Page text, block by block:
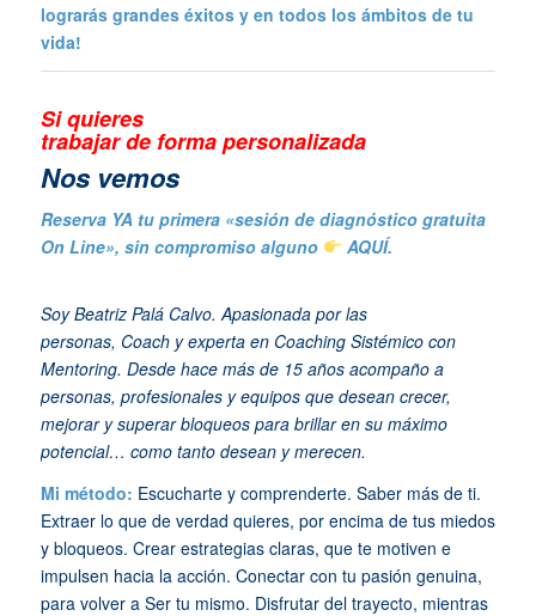
lograrás grandes éxitos y en todos los ámbitos de tu
vida!
Si quieres
trabajar de forma personalizada
Nos vemos
Reserva YA tu primera «sesión de diagnóstico gratuita
On Line», sin compromiso alguno
AQUÍ.
Soy Beatriz Palá Calvo. Apasionada por las
personas, Coach y experta en Coaching Sistémico con
Mentoring. Desde hace más de 15 años acompaño a
personas, profesionales y equipos que desean crecer,
mejorar y superar bloqueos para brillar en su máximo
potencial… como tanto desean y merecen.
Mi método: Escucharte y comprenderte. Saber más de ti.
Extraer lo que de verdad quieres, por encima de tus miedos
y bloqueos. Crear estrategias claras, que te motiven e
impulsen hacia la acción. Conectar con tu pasión genuina,
para volver a Ser tu mismo. Disfrutar del trayecto, mientras